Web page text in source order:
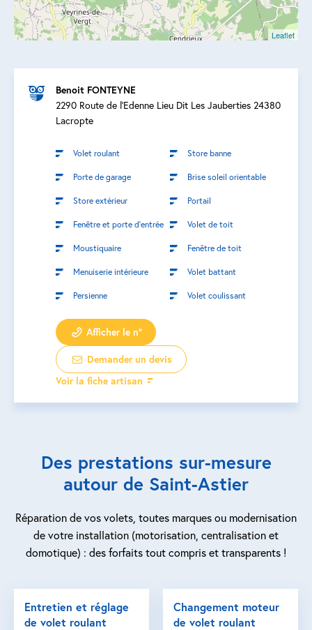
Leaflet
Benoit FONTEYNE
2290 Route de l'Edenne Lieu Dit Les Jauberties 24380
Lacropte
Volet roulant Store banne
Porte de garage Brise soleil orientable
Store extérieur Portail
Fenêtre et porte d’entrée Volet de toit
Moustiquaire Fenêtre de toit
Menuiserie intérieure Volet battant
Persienne Volet coulissant
Afficher le n°
Demander un devis
Voir la fiche artisan
Des prestations sur-mesure
autour de Saint-Astier
Réparation de vos volets, toutes marques ou modernisation
de votre installation (motorisation, centralisation et
domotique) : des forfaits tout compris et transparents !
Entretien et réglage
de volet roulant
Changement moteur
de volet roulant